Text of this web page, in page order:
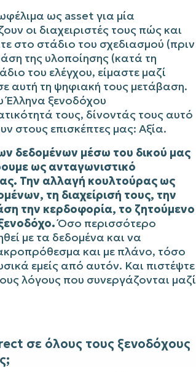
ως asset για μία
οι διαχειριστές τους πώς και
στο στάδιο του σχεδιασμού (πριν
της υλοποίησης (κατά τη
του ελέγχου, είμαστε μαζί
αυτή τη ψηφιακή τους μετάβαση.
Έλληνα ξενοδόχου
τους, δίνοντάς τους αυτό
στους επισκέπτες μας: Aξία.
δεδομένων μέσω του δικού μας
ως ανταγωνιστικό
Την αλλαγή κουλτούρας ως
τη διαχείρισή τους, την
την κερδοφορία, το ζητούμενο
Όσο περισσότερο
με τα δεδομένα και να
και με πλάνο, τόσο
εμείς από αυτόν. Και πιστέψτε
λόγους που συνεργάζονται μαζί
σε όλους τους ξενοδόχους